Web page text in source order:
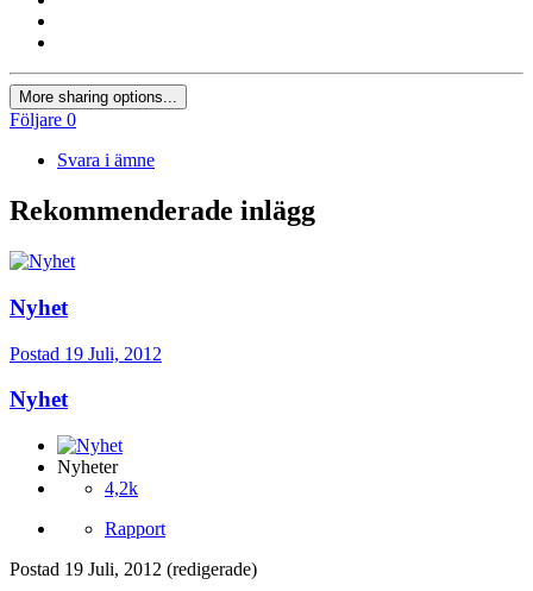
More sharing options...
Följare 0
Svara i ämne
Rekommenderade inlägg
Nyhet
Postad 19 Juli, 2012
Nyhet
Nyheter
4,2k
Rapport
Postad 19 Juli, 2012 (redigerade)